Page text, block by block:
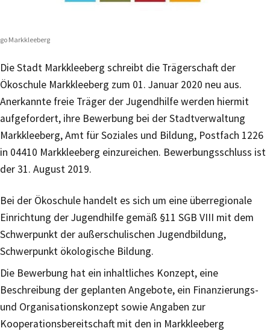
Markkleeberg
Die Stadt Markkleeberg schreibt die Trägerschaft der
Ökoschule Markkleeberg zum 01. Januar 2020 neu aus.
Anerkannte freie Träger der Jugendhilfe werden hiermit
aufgefordert, ihre Bewerbung bei der Stadtverwaltung
Markkleeberg, Amt für Soziales und Bildung, Postfach 1226
in 04410 Markkleeberg einzureichen. Bewerbungsschluss ist
der 31. August 2019.
Bei der Ökoschule handelt es sich um eine überregionale
Einrichtung der Jugendhilfe gemäß §11 SGB VIII mit dem
Schwerpunkt der außerschulischen Jugendbildung,
Schwerpunkt ökologische Bildung.
Die Bewerbung hat ein inhaltliches Konzept, eine
Beschreibung der geplanten Angebote, ein Finanzierungs-
und Organisationskonzept sowie Angaben zur
Kooperationsbereitschaft mit den in Markkleeberg